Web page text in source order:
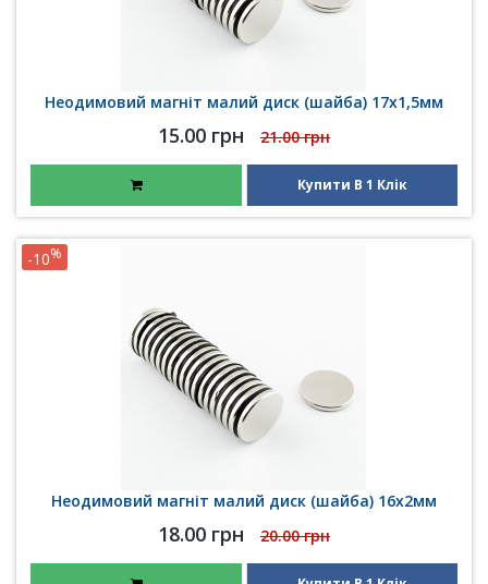
Неодимовий магніт малий диск (шайба) 17х1,5мм
15.00 грн 21.00 грн
Купити В 1 Клік
Неодимовий магніт малий диск (шайба) 16х2мм
18.00 грн 20.00 грн
-10%